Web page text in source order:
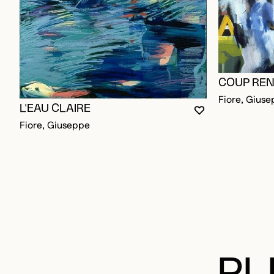
VOUS DEVEZ
FERMER LA
OUVRIR LA
L'EAU CLAIRE
Fiore, Giuseppe
COUP
Fiore,